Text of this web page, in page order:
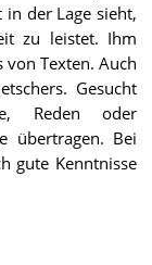
in der Lage sieht,
zu leistet. Ihm
Texten. Auch
Gesucht
Reden oder
übertragen. Bei
gute Kenntnisse